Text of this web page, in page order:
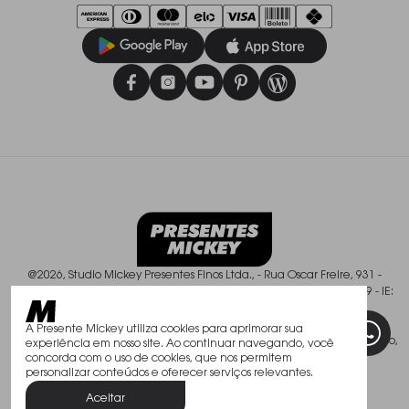
A Presente Mickey utiliza cookies para aprimorar sua
experiência em nosso site. Ao continuar navegando, você
concorda com o uso de cookies, que nos permitem
personalizar conteúdos e oferecer serviços relevantes.
Aceitar
@2026, Studio Mickey Presentes Finos Ltda., - Rua Oscar Freire, 931 -
Pinheiros - São Paulo/SP - CEP: 01426-003, CNPJ: 50.588.409/0001-49 - IE:
Todos os direitos reservados. As fotos aqui veiculadas, logotipo e marca
são de propriedade de www.mickey.com.br. É vedada a sua reprodução,
total ou parcial.